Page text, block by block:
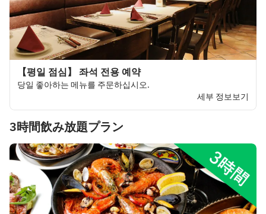
【평일 점심】 좌석 전용 예약
당일 좋아하는 메뉴를 주문하십시오.
세부 정보보기
3時間飲み放題プラン